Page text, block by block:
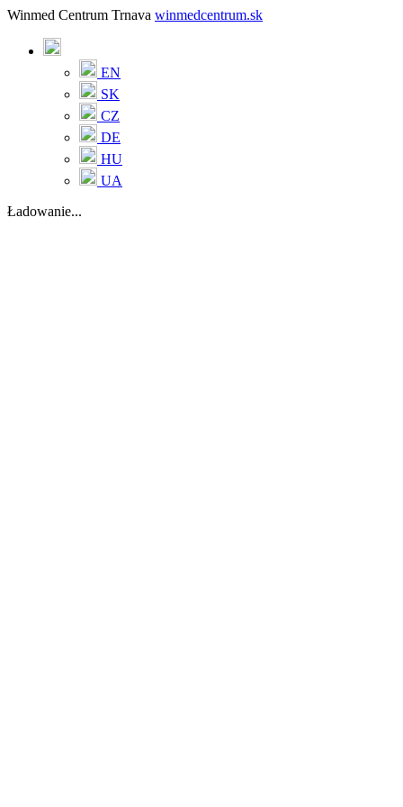
Winmed Centrum Trnava winmedcentrum.sk
EN
SK
CZ
DE
HU
UA
Ładowanie...